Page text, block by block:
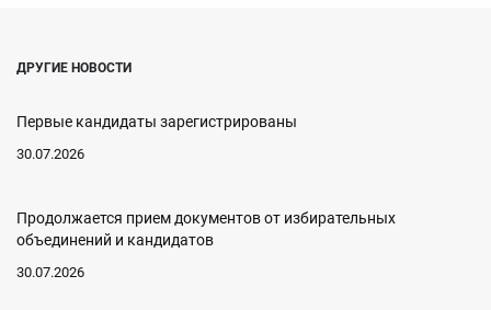
ДРУГИЕ НОВОСТИ
Первые кандидаты зарегистрированы
30.07.2026
Продолжается прием документов от избирательных
объединений и кандидатов
30.07.2026